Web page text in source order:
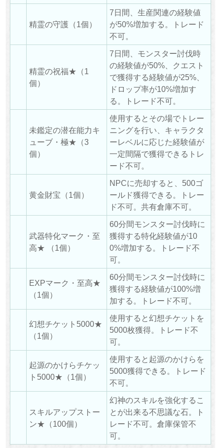
精霊の守護（1個）
7日間、生産関連の経験値
が50%増加する。トレード
不可。
精霊の祝福★（1
個）
7日間、モンスター討伐時
の経験値が50%、クエスト
で獲得する経験値が25%、
ドロップ率が10%増加す
る。トレード不可。
未鑑定の潜在能力キ
ューブ・極★（3
個）
使用するとその場でトレー
ニングを行い、キャラクタ
ーレベルに応じた経験値が
一定間隔で獲得できるトレ
ード不可。
黄金財宝（1個）
NPCに売却すると、500ゴ
ールド獲得できる。トレー
ド不可。共有倉庫不可。
武器特化マーク・至
高★ （1個）
60分間モンスター討伐時に
獲得する特化経験値が10
0%増加する。トレード不
可。
EXPマーク・至高★
（1個）
60分間モンスター討伐時に
獲得する経験値が100%増
加する。トレード不可。
幻想チケット5000★
（1個）
使用すると幻想チケットを
5000枚獲得。トレード不
可。
起源のかけらチケッ
ト5000★（1個）
使用すると起源のかけらを
5000獲得できる。トレード
不可。
スキルアップストー
ン★（100個）
幻神のスキルを強化するこ
とが出来る不思議な石。ト
レード不可。倉庫保管不
可。